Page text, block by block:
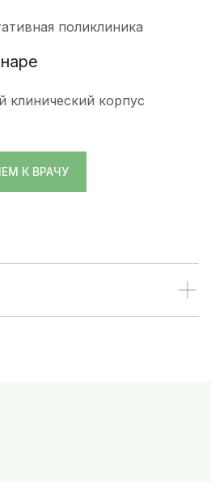
поликлиника
корпус
К ВРАЧУ